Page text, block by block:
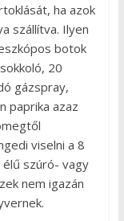
ha azok
szállítva. Ilyen
botok
20
gázspray,
paprika azaz
viselni a 8
szúró- vagy
nem igazán